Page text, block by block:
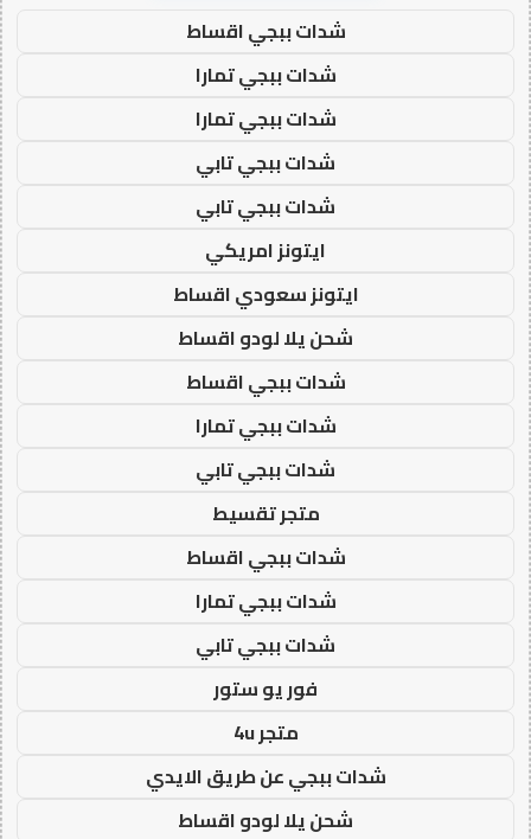
شدات ببجي اقساط
شدات ببجي تمارا
شدات ببجي تمارا
شدات ببجي تابي
شدات ببجي تابي
ايتونز امريكي
ايتونز سعودي اقساط
شحن يلا لودو اقساط
شدات ببجي اقساط
شدات ببجي تمارا
شدات ببجي تابي
متجر تقسيط
شدات ببجي اقساط
شدات ببجي تمارا
شدات ببجي تابي
فور يو ستور
متجر 4u
شدات ببجي عن طريق الايدي
شحن يلا لودو اقساط